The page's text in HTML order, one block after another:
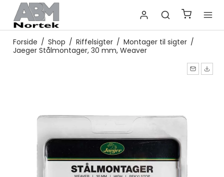
Forside / Shop / Riffelsigter / Montager til sigter /
Jaeger Stålmontager, 30 mm, Weaver